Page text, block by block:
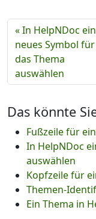
« In HelpNDoc ein
neues Symbol für
das Thema
auswählen
Das könnte
Fußzeile für
In HelpNDoc
auswählen
Kopfzeile für
Themen-
Ein Thema in